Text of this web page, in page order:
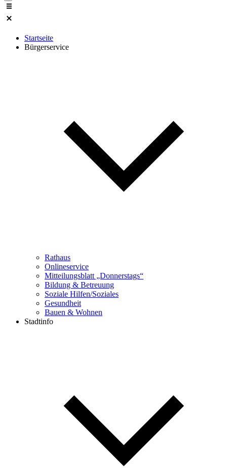
Startseite
Bürgerservice
Rathaus
Onlineservice
Mitteilungsblatt „Donnerstags“
Bildung & Betreuung
Soziale Hilfen/Soziales
Gesundheit
Bauen & Wohnen
Stadtinfo